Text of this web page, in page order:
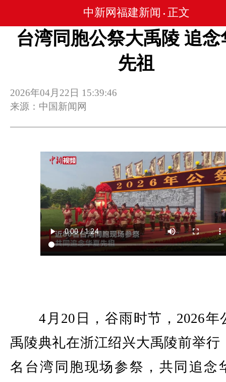
中新网福建新闻 • 正文
台湾同胞公祭大禹陵 追念
先祖
2026年04月22日 15:39:46
来源：中国新闻网
4月20日，谷雨时节，2026年
禹陵典礼在浙江绍兴大禹陵前举行
名台湾同胞现场参祭，共同追念